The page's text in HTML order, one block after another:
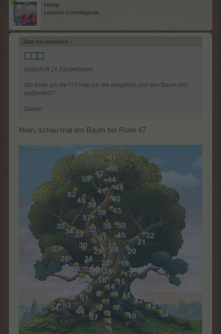
reiny
Lebende Forenlegende
Zitat von empire54: ↑
Gutschrift 1x Zauberbaum
Wo finde ich die??? Hab ich die eingelöst und den Baum WO
aufgestellt?
Danke
Moin, schau mal am Baum bei Rune 47